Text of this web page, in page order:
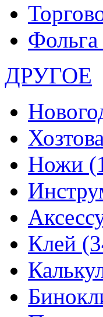
ДРУГОЕ
Ножи
Клей